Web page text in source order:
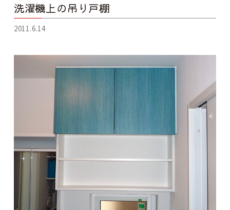
洗濯機上の吊り戸棚
2011.6.14